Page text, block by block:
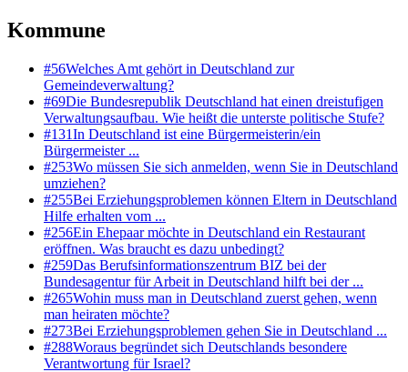
Kommune
#56Welches Amt gehört in Deutschland zur
Gemeindeverwaltung?
#69Die Bundesrepublik Deutschland hat einen dreistufigen
Verwaltungsaufbau. Wie heißt die unterste politische Stufe?
#131In Deutschland ist eine Bürgermeisterin/ein
Bürgermeister ...
#253Wo müssen Sie sich anmelden, wenn Sie in Deutschland
umziehen?
#255Bei Erziehungsproblemen können Eltern in Deutschland
Hilfe erhalten vom ...
#256Ein Ehepaar möchte in Deutschland ein Restaurant
eröffnen. Was braucht es dazu unbedingt?
#259Das Berufsinformationszentrum BIZ bei der
Bundesagentur für Arbeit in Deutschland hilft bei der ...
#265Wohin muss man in Deutschland zuerst gehen, wenn
man heiraten möchte?
#273Bei Erziehungsproblemen gehen Sie in Deutschland ...
#288Woraus begründet sich Deutschlands besondere
Verantwortung für Israel?